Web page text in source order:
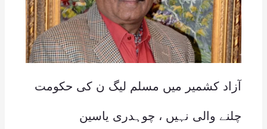
آزاد کشمیر میں مسلم لیگ ن کی حکومت
چلنے والی نہیں ، چوہدری یاسین